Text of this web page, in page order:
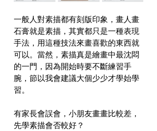
一般人對素描都有刻版印象，畫人畫
石膏就是素描，其實都只是一種表現
手法，用這種技法來畫喜歡的東西就
可以。當然，素描真是繪畫中最沈悶
的一門，因為開始時要不斷練習手
腕，節以我會建議大個少少才學始學
習。
有家長會誤會，小朋友畫畫比較差，
先學素描會否較好？